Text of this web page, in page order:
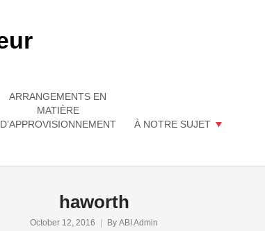
ARRANGEMENTS EN
MATIÈRE
D’APPROVISIONNEMENT
À NOTRE SUJET
haworth
October 12, 2016 By ABI Admin